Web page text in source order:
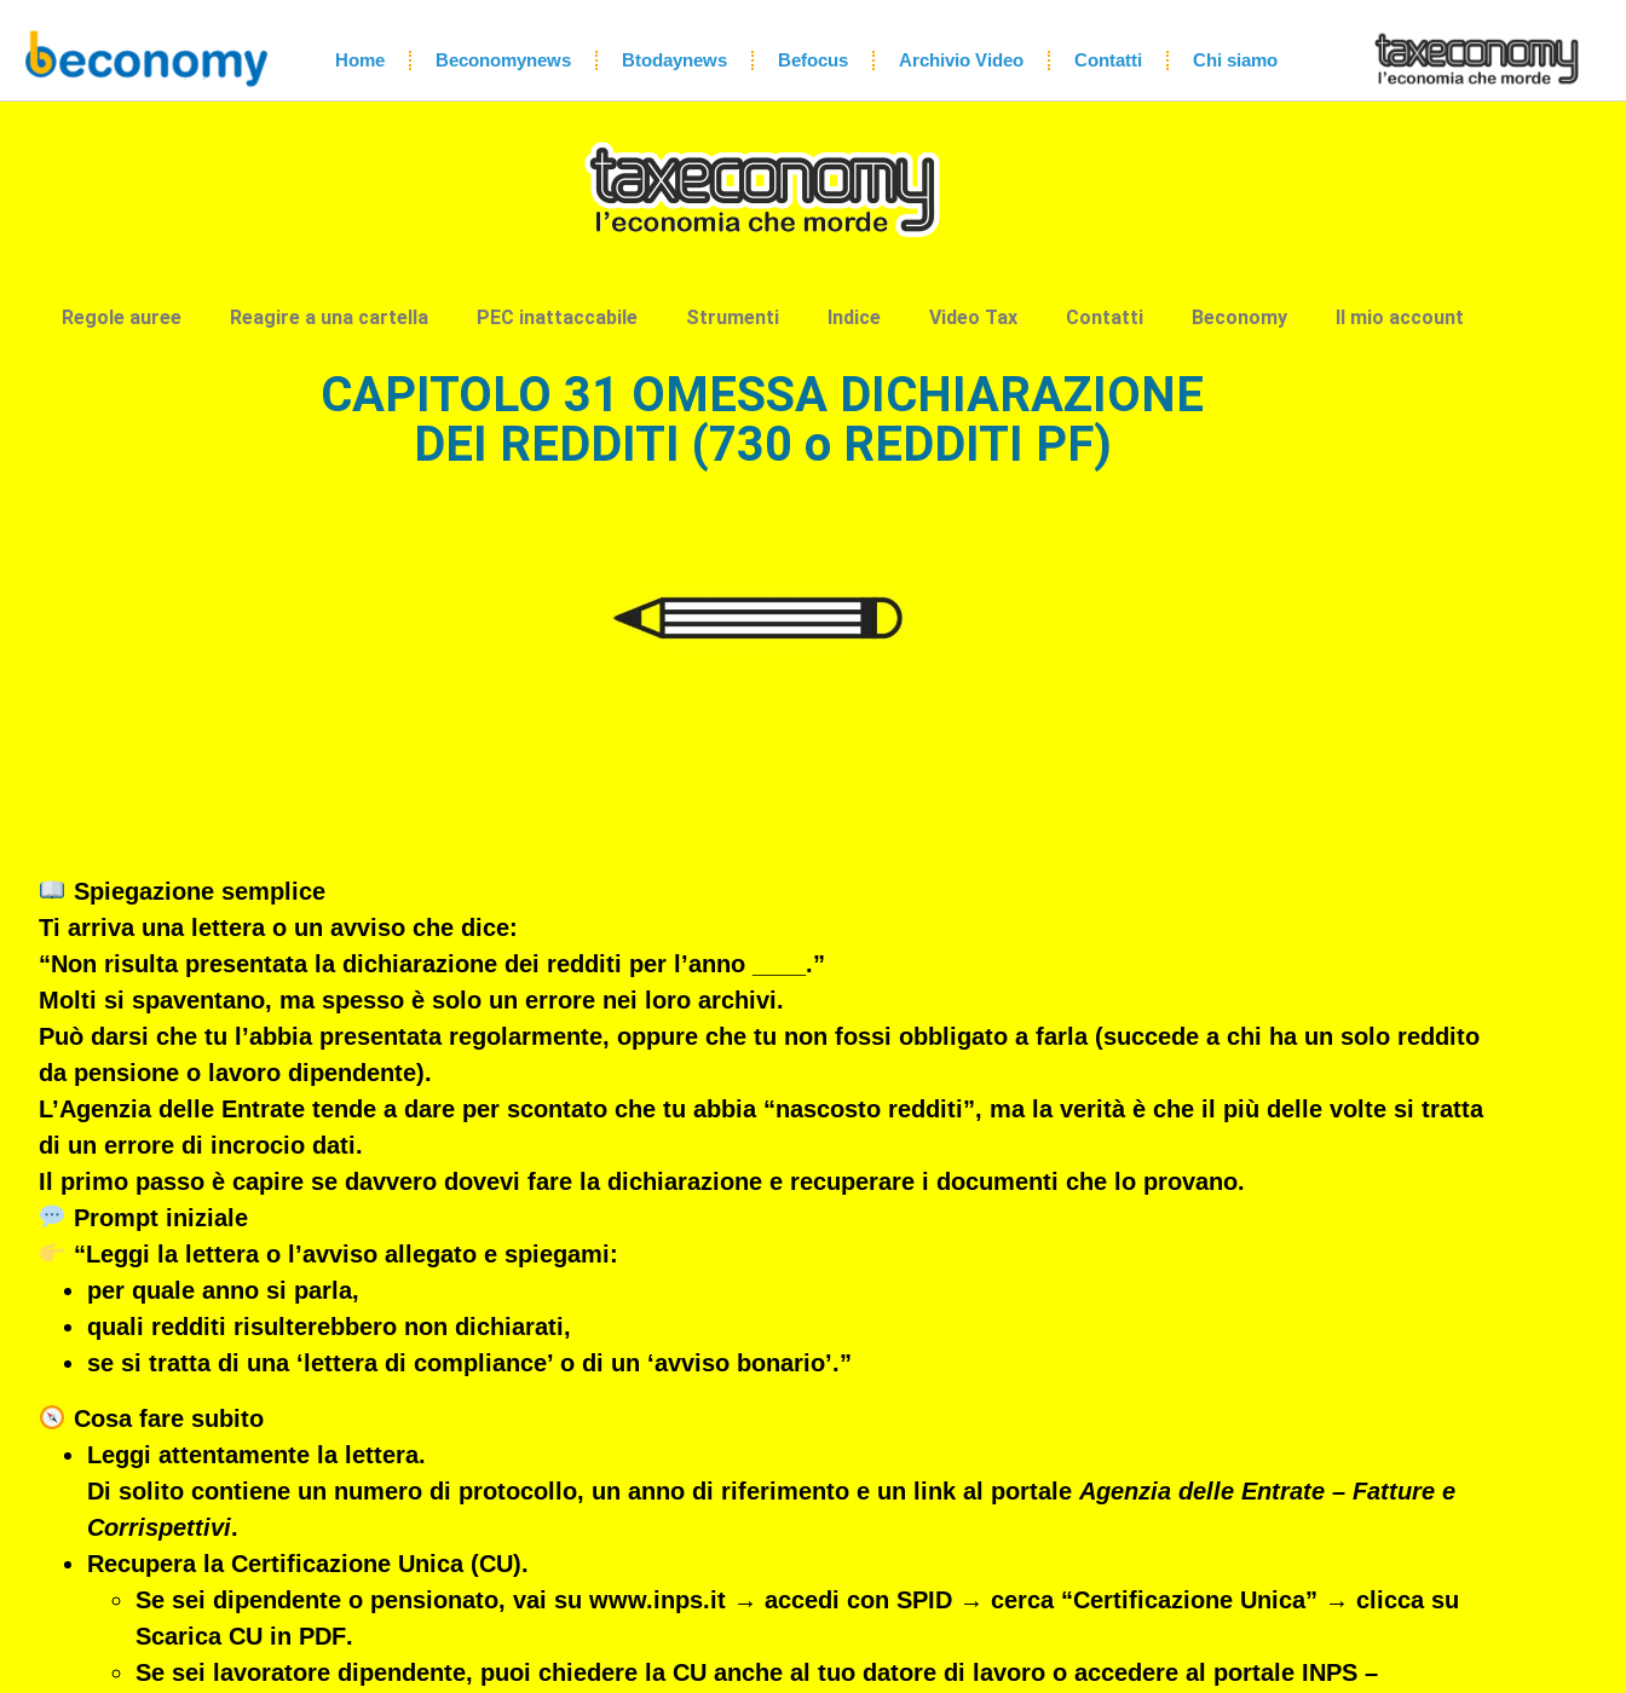
Home Beconomynews Btodaynews Befocus Archivio Video Contatti Chi siamo
Regole auree Reagire a una cartella PEC inattaccabile Strumenti Indice Video Tax Contatti Beconomy Il mio account
CAPITOLO 31 OMESSA DICHIARAZIONE
DEI REDDITI (730 o REDDITI PF)
Spiegazione semplice
Ti arriva una lettera o un avviso che dice:
“Non risulta presentata la dichiarazione dei redditi per l’anno ____.”
Molti si spaventano, ma spesso è solo un errore nei loro archivi.
Può darsi che tu l’abbia presentata regolarmente, oppure che tu non fossi obbligato a farla(succede a chi ha un solo reddito
da pensione o lavoro dipendente).
L’Agenzia delle Entrate tende a dare per scontato che tu abbia “nascosto redditi”, ma la verità è che il più delle volte si tratta
di un errore di incrocio dati.
Il primo passo è capire se davvero dovevi fare la dichiarazione e recuperare i documenti che lo provano.
Prompt iniziale
“Leggi la lettera o l’avviso allegato e spiegami:
per quale anno si parla,
quali redditi risulterebbero non dichiarati,
se si tratta di una ‘lettera di compliance’ o di un ‘avviso bonario’.”
Cosa fare subito
Leggi attentamente la lettera.
Di solito contiene un numero di protocollo, un anno di riferimento e un link al portale Agenzia delle Entrate – Fatture e
Corrispettivi.
Recupera la Certificazione Unica (CU).
Se sei dipendente o pensionato, vai su www.inps.it → accedi con SPID → cerca “Certificazione Unica” → clicca su
Scarica CU in PDF.
Se sei lavoratore dipendente, puoi chiedere la CU anche al tuo datore di lavoro o accedere al portale INPS –